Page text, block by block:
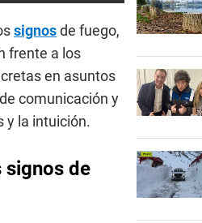
signosde fuego,
frente a los
en asuntos
comunicación y
y la intuición.
signos de